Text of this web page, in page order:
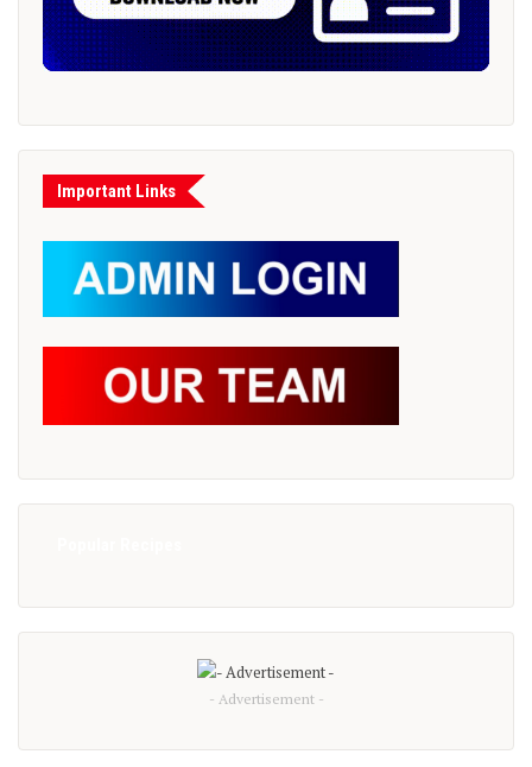
Important Links
- Advertisement -